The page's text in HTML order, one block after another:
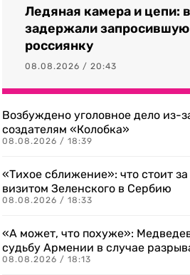
Ледяная камера и цепи:
задержали
россиянку
08.08.2026 / 20:43
Возбуждено уголовное дело из-
создателям «Колобка»
08.08.2026 / 18:39
«Тихое сближение»: что стоит
визитом Зеленского в Сербию
08.08.2026 / 18:33
«А может, что похуже»:
судьбу Армении в случае
08.08.2026 / 18:13